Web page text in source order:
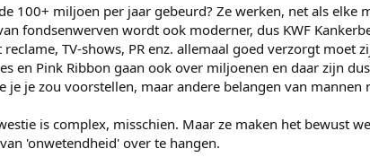
100+ miljoen per jaar gebeurd? Ze werken, net als elke
fondsenwerven wordt ook moderner, dus KWF
TV-shows, PR enz. allemaal goed verzorgt moet
en Pink Ribbon gaan ook over miljoenen en daar zijn
je je zou voorstellen, maar andere belangen van mannen
is complex, misschien. Maar ze maken het bewust
'onwetendheid' over te hangen.